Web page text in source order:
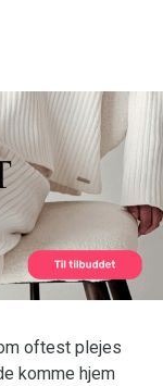
oftest plejes
komme hjem